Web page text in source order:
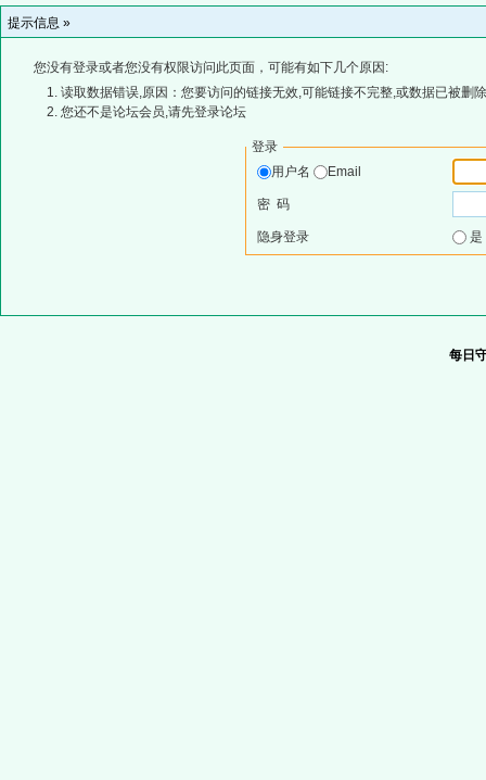
提示信息 »
您没有登录或者您没有权限访问此页面，可能有如下几个原因:
读取数据错误,原因：您要访问的链接无效,可能链接不完整,或数据已被删
您还不是论坛会员,请先登录论坛
登录
用户名
Email
密 码
隐身登录
每日